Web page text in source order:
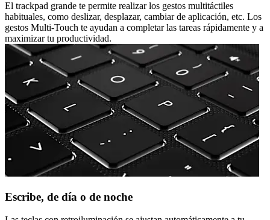
El trackpad grande te permite realizar los gestos multitáctiles
habituales, como deslizar, desplazar, cambiar de aplicación, etc. Los
gestos Multi-Touch te ayudan a completar las tareas rápidamente y a
maximizar tu productividad.
Escribe, de día o de noche